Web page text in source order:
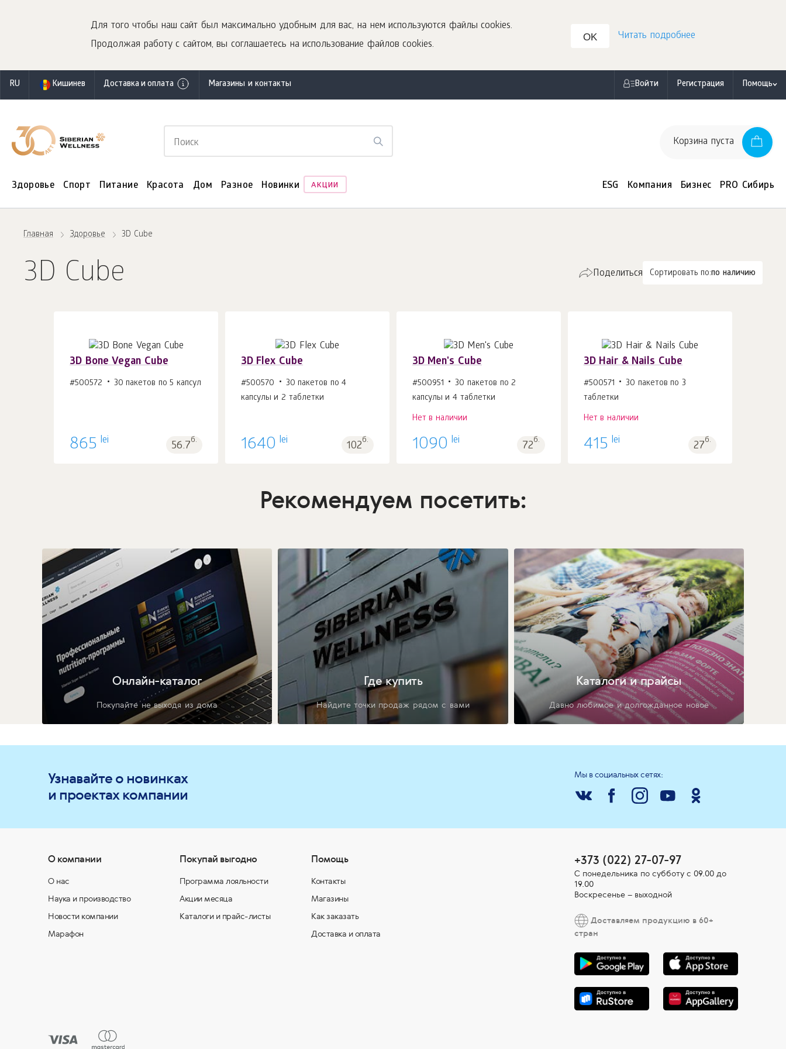
Для того чтобы наш сайт был максимально удобным для вас, на нем используются файлы cookies.
Продолжая работу с сайтом, вы соглашаетесь на использование файлов cookies.
OK Читать подробнее
RU Кишинев Доставка и оплата Магазины и контакты Войти Регистрация Помощь
Корзина пуста
Здоровье Спорт Питание Красота Дом Разное Новинки АКЦИИ ESG Компания Бизнес PRO Сибирь
Главная Здоровье 3D Cube
3D Cube Сортировать по:по наличию
Поделиться
3D Bone Vegan Cube
#500572 30 пакетов по 5 капсул
865 lei 56.7б.
3D Flex Cube
#500570
30 пакетов по 4
капсулы и 2 таблетки
1640 lei 102б.
3D Men's Cube
#500951
30 пакетов по 2
капсулы и 4 таблетки
Нет в наличии
1090 lei 72б.
3D Hair & Nails Cube
#500571
30 пакетов по 3
таблетки
Нет в наличии
415 lei 27б.
Рекомендуем посетить:
Онлайн-каталог
Покупайте не выходя из дома
Где купить
Найдите точки продаж рядом с вами
Каталоги и прайсы
Давно любимое и долгожданное новое
Узнавайте о новинках
и проектах компании
Мы в социальных сетях:
О компании
О нас
Наука и производство
Новости компании
Марафон
Покупай выгодно
Программа лояльности
Акции месяца
Каталоги и прайс-листы
Помощь
Контакты
Магазины
Как заказать
Доставка и оплата
+373 (022) 27-07-97
С понедельника по субботу с 09.00 до
19.00
Воскресенье – выходной
Доставляем продукцию в 60+
стран